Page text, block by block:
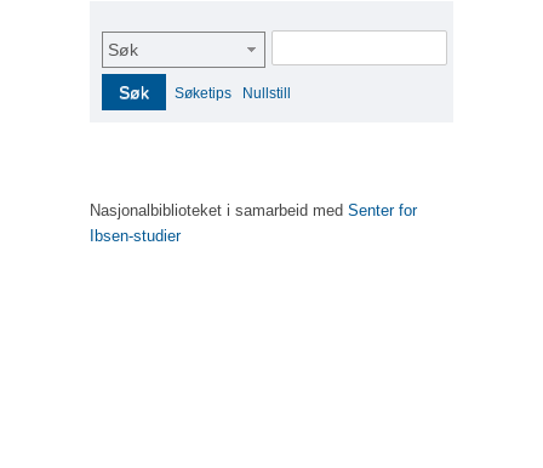
Søk
Søk Søketips Nullstill
Nasjonalbiblioteket i samarbeid med Senter for
Ibsen-studier